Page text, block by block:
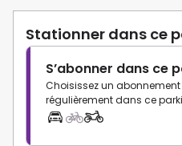
Stationner dans ce
S’abonner dans ce
Choisissez un
régulièrement dans ce